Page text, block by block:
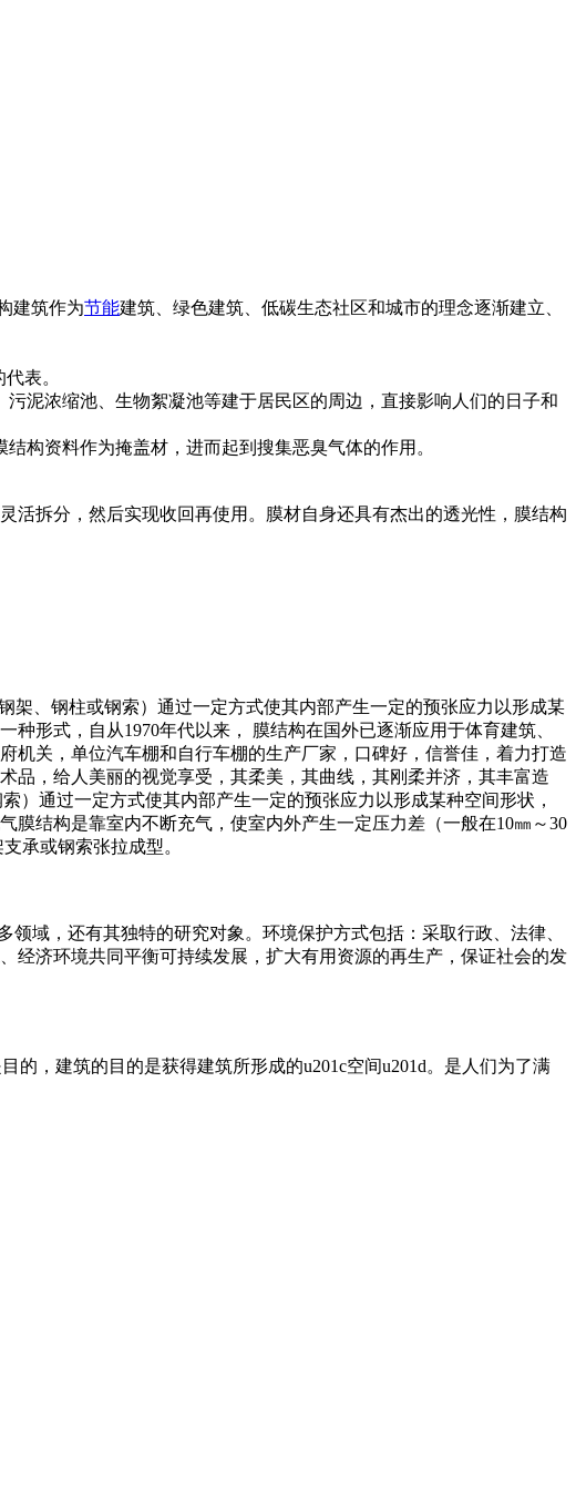
建筑作为节能建筑、绿色建筑、低碳生态社区和城市的理念逐渐建立、
表。
泥浓缩池、生物絮凝池等建于居民区的周边，直接影响人们的日子和
构资料作为掩盖材，进而起到搜集恶臭气体的作用。
活拆分，然后实现收回再使用。膜材自身还具有杰出的透光性，膜结构
架、钢柱或钢索）通过一定方式使其内部产生一定的预张应力以形成某
形式，自从1970年代以来， 膜结构在国外已逐渐应用于体育建筑、
机关，单位汽车棚和自行车棚的生产厂家，口碑好，信誉佳，着力打造
品，给人美丽的视觉享受，其柔美，其曲线，其刚柔并济，其丰富造
）通过一定方式使其内部产生一定的预张应力以形成某种空间形状，
结构是靠室内不断充气，使室内外产生一定压力差（一般在10㎜～30
承或钢索张拉成型。
领域，还有其独特的研究对象。环境保护方式包括：采取行政、法律、
经济环境共同平衡可持续发展，扩大有用资源的再生产，保证社会的发
的，建筑的目的是获得建筑所形成的u201c空间u201d。是人们为了满